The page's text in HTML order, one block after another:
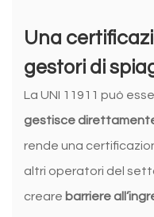
Una
gestori di
La UNI 11911 può
gestisce
rende una
altri operatori del
creare barriere